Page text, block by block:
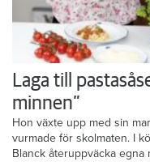
Laga till
minnen”
Hon växte upp med sin
vurmade för skolmaten. I
Blanck återuppväcka egna